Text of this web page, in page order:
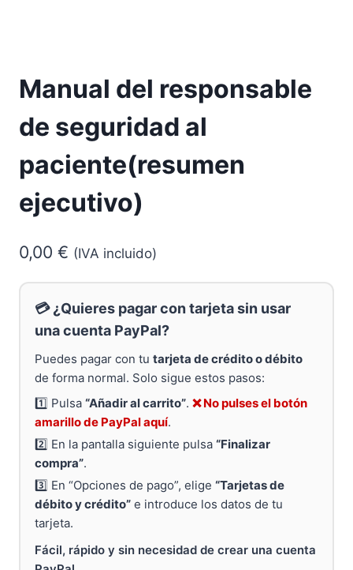
Manual del responsable
de seguridad al
paciente(resumen
ejecutivo)
0,00 € (IVA incluido)
💳 ¿Quieres pagar con tarjeta sin usar
una cuenta PayPal?
Puedes pagar con tu tarjeta de crédito o débito
de forma normal. Solo sigue estos pasos:
1️⃣ Pulsa “Añadir al carrito”. ❌ No pulses el botón
amarillo de PayPal aquí.
2️⃣ En la pantalla siguiente pulsa “Finalizar
compra”.
3️⃣ En “Opciones de pago”, elige “Tarjetas de
débito y crédito” e introduce los datos de tu
tarjeta.
Fácil, rápido y sin necesidad de crear una cuenta